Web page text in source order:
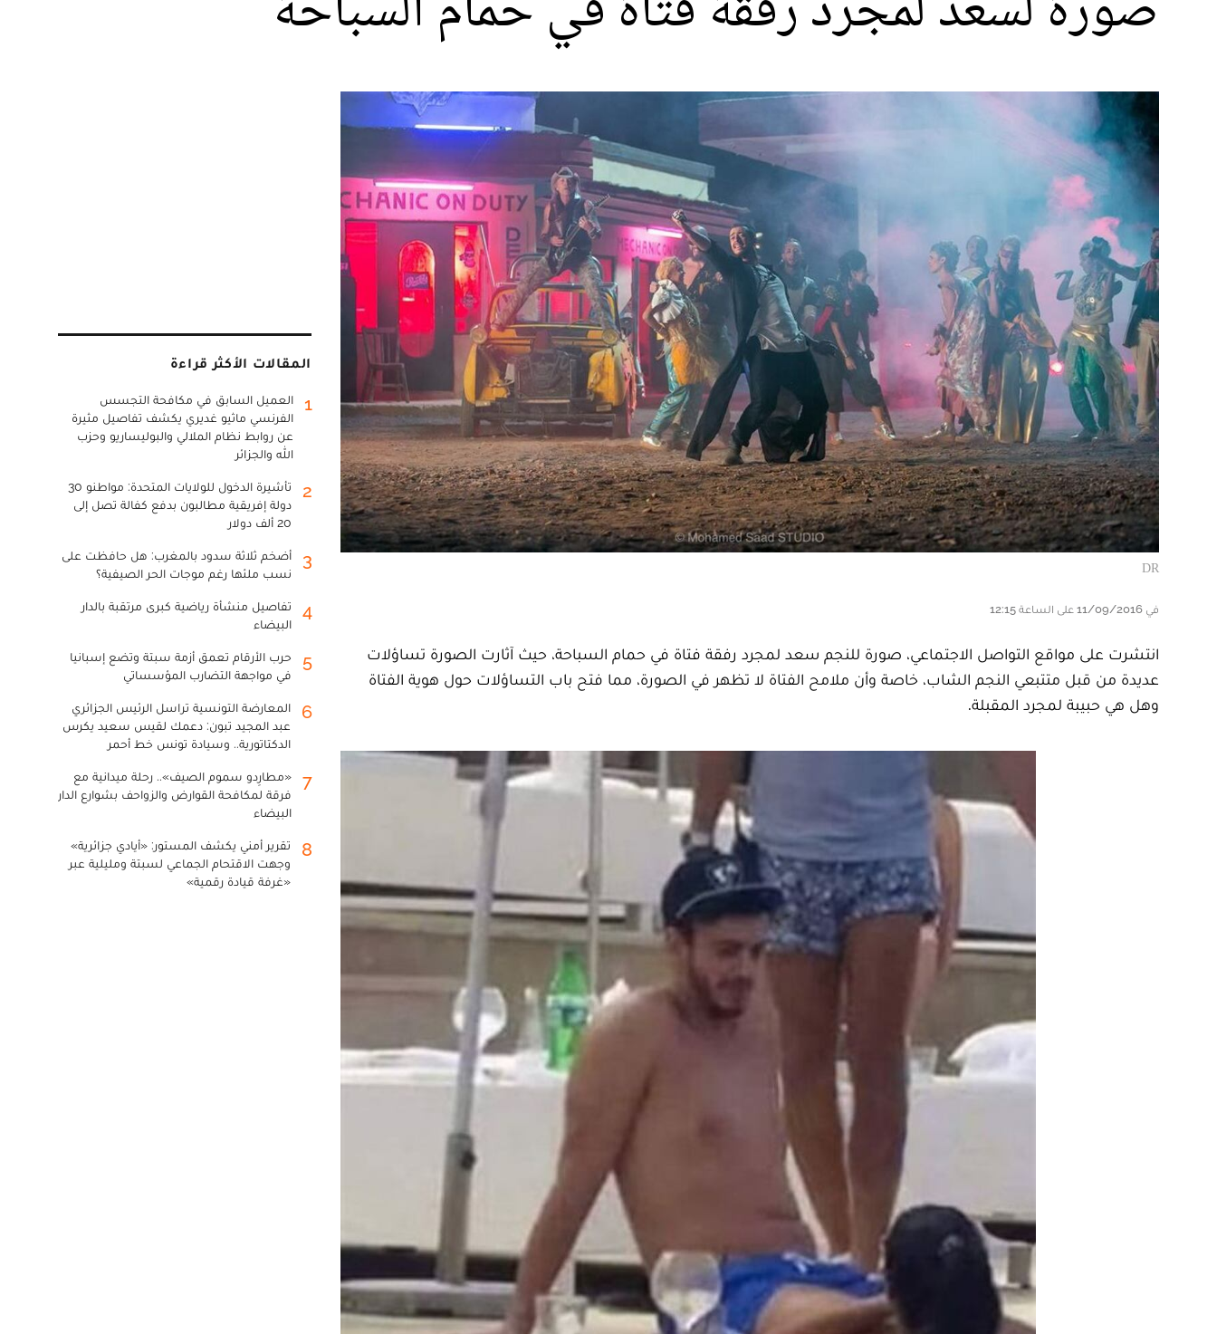
DR
في 11/09/2016 على الساعة 12:15
انتشرت على مواقع التواصل الاجتماعي، صورة للنجم سعد لمجرد رفقة فتاة في حمام السباحة، حيث آثارت الصورة تساؤلات
عديدة من قبل متتبعي النجم الشاب، خاصة وأن ملامح الفتاة لا تظهر في الصورة، مما فتح باب التساؤلات حول هوية الفتاة
وهل هي حبيبة لمجرد المقبلة.
المقالات الأكثر قراءة
1
العميل السابق في مكافحة التجسس
الفرنسي ماثيو غديري يكشف تفاصيل مثيرة
عن روابط نظام الملالي والبوليساريو وحزب
الله والجزائر
2
تأشيرة الدخول للولايات المتحدة: مواطنو 30
دولة إفريقية مطالبون بدفع كفالة تصل إلى
20 ألف دولار
3
أضخم ثلاثة سدود بالمغرب: هل حافظت على
نسب ملئها رغم موجات الحر الصيفية؟
4
تفاصيل منشأة رياضية كبرى مرتقبة بالدار
البيضاء
5
حرب الأرقام تعمق أزمة سبتة وتضع إسبانيا
في مواجهة التضارب المؤسساتي
6
المعارضة التونسية تراسل الرئيس الجزائري
عبد المجيد تبون: دعمك لقيس سعيد يكرس
الدكتاتورية.. وسيادة تونس خط أحمر
7
«مطارِدو سموم الصيف».. رحلة ميدانية مع
فرقة لمكافحة القوارض والزواحف بشوارع الدار
البيضاء
8
تقرير أمني يكشف المستور: «أيادي جزائرية»
وجهت الاقتحام الجماعي لسبتة ومليلية عبر
«غرفة قيادة رقمية»